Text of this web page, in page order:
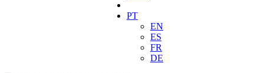
PT
EN
ES
FR
DE